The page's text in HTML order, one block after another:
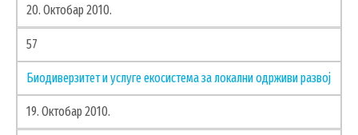
20. Октобар 2010.
57
Биодиверзитет и услуге екосистема за локални одрживи развој
19. Октобар 2010.